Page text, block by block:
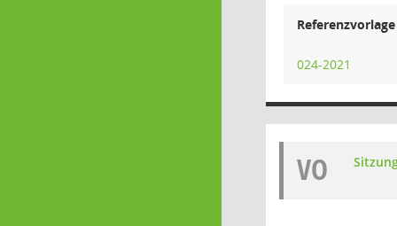
Referenzvorlage
024-2021
VO